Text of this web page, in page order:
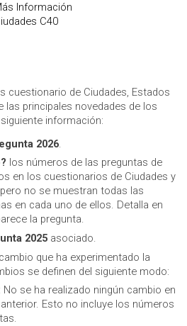
Información
C40
cuestionario de Ciudades, Estados
las principales novedades de los
información:
2026.
los números de las preguntas de
en los cuestionarios de Ciudades y
no se muestran todas las
en cada uno de ellos. Detalla en
la pregunta.
2025 asociado.
que ha experimentado la
se definen del siguiente modo:
: No se ha realizado ningún cambio en
Esto no incluye los números